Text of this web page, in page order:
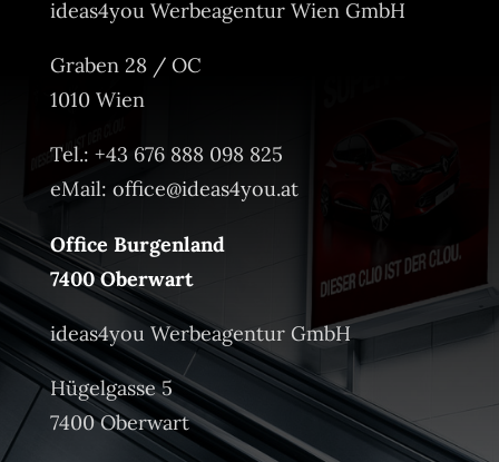
ideas4you Werbeagentur Wien GmbH
Graben 28 / OC
1010 Wien
Tel.: +43 676 888 098 825
eMail: office@ideas4you.at
Office Burgenland
7400 Oberwart
ideas4you Werbeagentur GmbH
Hügelgasse 5
7400 Oberwart